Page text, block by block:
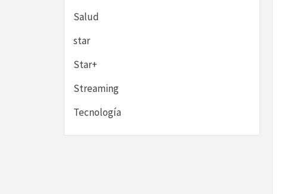
Salud
star
Star+
Streaming
Tecnología